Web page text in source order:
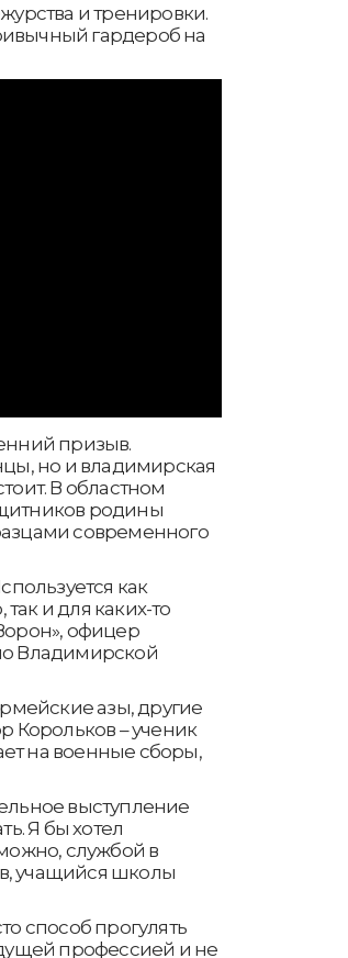
и тренировки.
гардероб на
призыв.
но и владимирская
В областном
родины
современного
как
и для каких-то
офицер
Владимирской
азы, другие
Корольков – ученик
на военные сборы,
выступление
Я бы хотел
службой в
учащийся школы
способ прогулять
профессией и не